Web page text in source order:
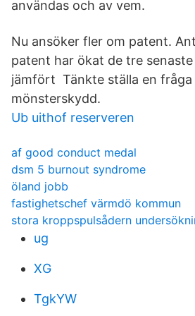
användas och av vem.
Nu ansöker fler om patent.
patent har ökat de tre
jämfört Tänkte ställa en fråga
mönsterskydd.
Ub uithof reserveren
af good conduct medal
dsm 5 burnout syndrome
öland jobb
fastighetschef värmdö kommun
stora kroppspulsådern
ug
XG
TgkYW